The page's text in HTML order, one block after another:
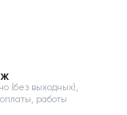
(без выходных),
работы